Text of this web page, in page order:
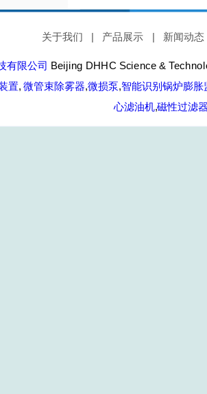
关于我们 | 产品展示 | 新闻动态
有限公司 Beijing DHHC Science &
置, 微管束除雾器,微损泵,智能识别锅炉膨胀
心滤油机,磁性过滤